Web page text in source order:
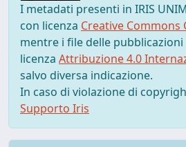
I metadati presenti in IRIS
con licenza Creative Commons
mentre i file delle
licenza Attribuzione 4.0
salvo diversa indicazione.
In caso di violazione di
Supporto Iris